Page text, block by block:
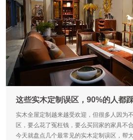
这些实木定制误区，90%的人都
实木全屋定制越来越受欢迎，但很多人因为
区，要么花了冤枉钱，要么买回家的家具不
今天就盘点几个最常见的实木定制误区，帮